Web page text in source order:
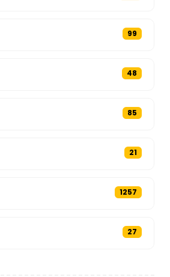
99
48
85
21
1257
27